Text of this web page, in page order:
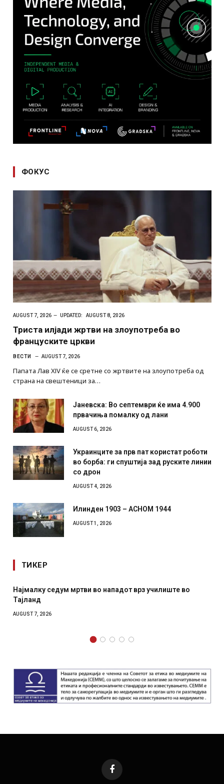
ФОКУС
AUGUST 7, 2026 UPDATED: AUGUST 8, 2026
Триста илјади жртви на злоупотреба во
француските цркви
ВЕСТИ AUGUST 7, 2026
Папата Лав XIV ќе се сретне со жртвите на злоупотреба од
страна на свештеници за…
Јаневска: Во септември ќе има 4.900
првачиња помалку од лани
AUGUST 6, 2026
Украинците за прв пат користат роботи
во борба: ги спуштија зад руските линии
со дрон
AUGUST 4, 2026
Илинден 1903 – АСНОМ 1944
AUGUST 1, 2026
ТИКЕР
Најмалку седум мртви во нападот врз училиште во
Тајланд
AUGUST 7, 2026
Facebook